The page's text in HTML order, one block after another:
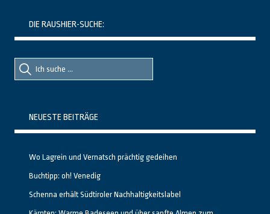
DIE RAUSHIER-SUCHE:
Suche
nach::
Suche
nach:
NEUESTE BEITRÄGE
Wo Lagrein und Vernatsch prächtig gedeihen
Buchtipp: oh! Venedig
Schenna erhält Südtiroler Nachhaltigkeitslabel